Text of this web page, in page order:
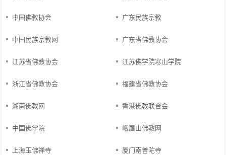
中国佛教协会 广东民族宗教
中国民族宗教网 广东省佛教协会
江苏省佛教协会 江苏佛学院寒山学院
浙江省佛教协会 福建省佛教协会
湖南佛教网 香港佛教联合会
中国佛学院 峨眉山佛教网
上海玉佛禅寺 厦门南普陀寺